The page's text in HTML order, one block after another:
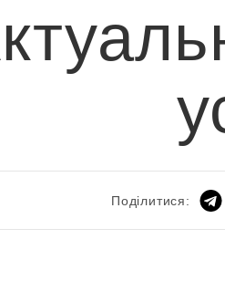
Поділитися: